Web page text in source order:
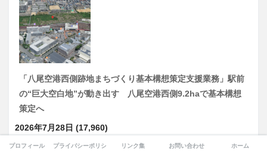
「八尾空港西側跡地まちづくり基本構想策定支援業務」駅前
の“巨大空白地”が動き出す 八尾空港西側9.2haで基本構想
策定へ
2026年7月28日 (17,960)
プロフィール プライバシーポリシー リンク集 お問い合わせ ホーム